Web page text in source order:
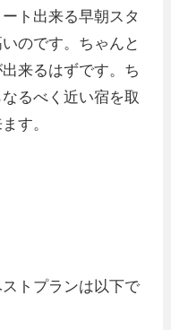
ト出来る早朝スタ
のです。ちゃんと
来るはずです。ち
るべく近い宿を取
す。
トプランは以下で